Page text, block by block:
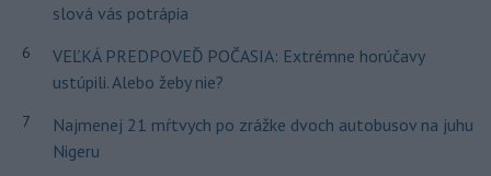
slová vás potrápia
6
VEĽKÁ PREDPOVEĎ POČASIA: Extrémne horúčavy
ustúpili. Alebo žeby nie?
7
Najmenej 21 mŕtvych po zrážke dvoch autobusov na juhu
Nigeru